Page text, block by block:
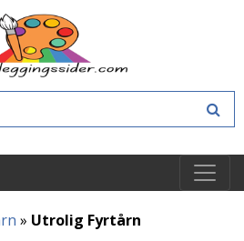
» Utrolig Fyrtårn